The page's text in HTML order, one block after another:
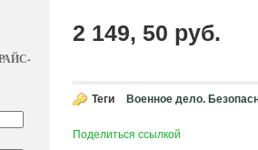
2 149, 50 руб.
Теги Военное дело.
Поделиться ссылкой